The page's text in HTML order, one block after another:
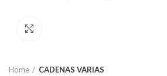
Home CADENAS VARIAS